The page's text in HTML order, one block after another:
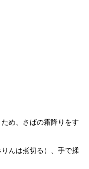
め、さばの霜降りをす
んは煮切る）、手で揉